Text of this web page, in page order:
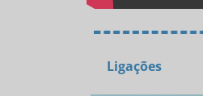
Ligações